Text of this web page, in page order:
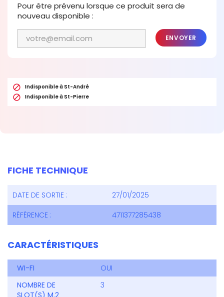
Pour être prévenu lorsque ce produit sera de
nouveau disponible :
ENVOYER
 Indisponible à St-André
 Indisponible à St-Pierre
FICHE TECHNIQUE
DATE DE SORTIE :
27/01/2025
RÉFÉRENCE :
4711377285438
CARACTÉRISTIQUES
WI-FI
OUI
NOMBRE DE
SLOT(S) M.2
3